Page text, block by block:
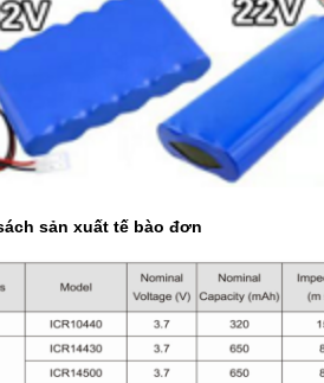
sản xuất tế bào đơn